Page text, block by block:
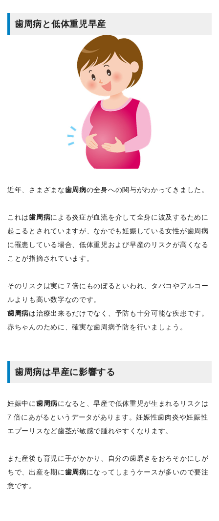
歯周病と低体重児早産
近年、さまざまな歯周病の全身への関与がわかってきました。
これは歯周病による炎症が血流を介して全身に波及するために
起こるとされていますが、なかでも妊娠している女性が歯周病
に罹患している場合、低体重児および早産のリスクが高くなる
ことが指摘されています。
そのリスクは実に７倍にものぼるといわれ、タバコやアルコー
ルよりも高い数字なのです。
歯周病は治療出来るだけでなく、予防も十分可能な疾患です。
赤ちゃんのために、確実な歯周病予防を行いましょう。
歯周病は早産に影響する
妊娠中に歯周病になると、早産で低体重児が生まれるリスクは
7 倍にあがるというデータがあります。妊娠性歯肉炎や妊娠性
エプーリスなど歯茎が敏感で腫れやすくなります。
また産後も育児に手がかかり、自分の歯磨きをおろそかにしが
ちで、出産を期に歯周病になってしまうケースが多いので要注
意です。